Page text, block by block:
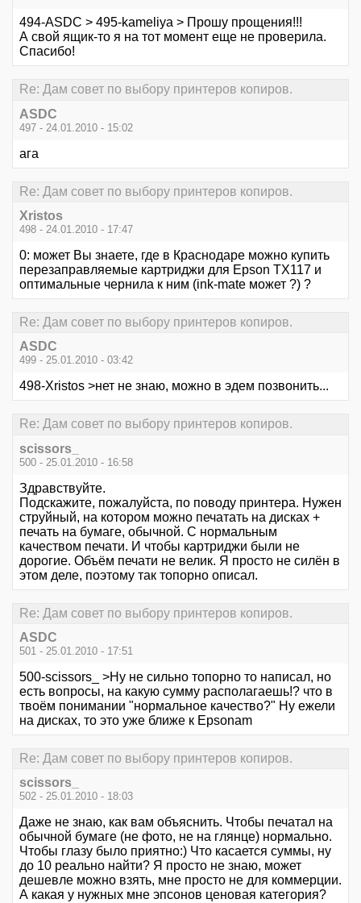
494-ASDC > 495-kameliya > Прошу прощения!!!
А свой ящик-то я на тот момент еще не проверила.
Спасибо!
Re: Дам совет по выбору принтеров копиров.
ASDC
497 - 24.01.2010 - 15:02
ага
Re: Дам совет по выбору принтеров копиров.
Xristos
498 - 24.01.2010 - 17:47
0: может Вы знаете, где в Краснодаре можно купить
перезаправляемые картриджи для Epson TX117 и
оптимальные чернила к ним (ink-mate может ?) ?
Re: Дам совет по выбору принтеров копиров.
ASDC
499 - 25.01.2010 - 03:42
498-Xristos >нет не знаю, можно в эдем позвонить...
Re: Дам совет по выбору принтеров копиров.
scissors_
500 - 25.01.2010 - 16:58
Здравствуйте.
Подскажите, пожалуйста, по поводу принтера. Нужен
струйный, на котором можно печатать на дисках +
печать на бумаге, обычной. С нормальным
качеством печати. И чтобы картриджи были не
дорогие. Объём печати не велик. Я просто не силён в
этом деле, поэтому так топорно описал.
Re: Дам совет по выбору принтеров копиров.
ASDC
501 - 25.01.2010 - 17:51
500-scissors_ >Ну не сильно топорно то написал, но
есть вопросы, на какую сумму располагаешь!? что в
твоём понимании "нормальное качество?" Ну ежели
на дисках, то это уже ближе к Epsonam
Re: Дам совет по выбору принтеров копиров.
scissors_
502 - 25.01.2010 - 18:03
Даже не знаю, как вам объяснить. Чтобы печатал на
обычной бумаге (не фото, не на глянце) нормально.
Чтобы глазу было приятно:) Что касается суммы, ну
до 10 реально найти? Я просто не знаю, может
дешевле можно взять, мне просто не для коммерции.
А какая у нужных мне эпсонов ценовая категория?